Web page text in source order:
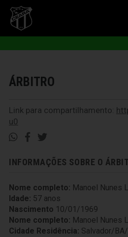
ÁRBITRO
Link para compartilhamento:
u0
INFORMAÇÕES SOBRE O
Nome completo: Manoel Nunes
Idade: 57 anos
Nascimento 10/01/1969
Nome completo: Manoel Nunes
Cidade Residência: Salvador/